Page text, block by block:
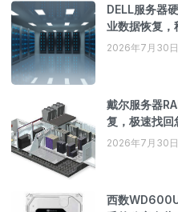
DELL服务器
业数据恢复，
2026年7月30日
戴尔服务器
复，极速找回
2026年7月30日
西数